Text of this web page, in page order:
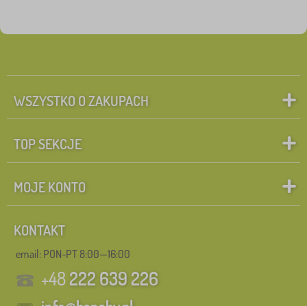
WSZYSTKO O ZAKUPACH
TOP SEKCJE
MOJE KONTO
KONTAKT
email: PON-PT 8:00—16:00
+48222 639 226